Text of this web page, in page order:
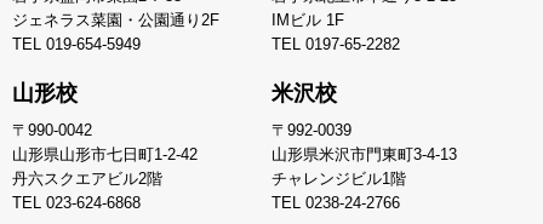
ジェネラス菜園・公園通り2F
TEL 019-654-5949
IMビル 1F
TEL 0197-65-2282
山形校
〒990-0042
山形県山形市七日町1-2-42
丹六スクエアビル2階
TEL 023-624-6868
米沢校
〒992-0039
山形県米沢市門東町3-4-13
チャレンジビル1階
TEL 0238-24-2766